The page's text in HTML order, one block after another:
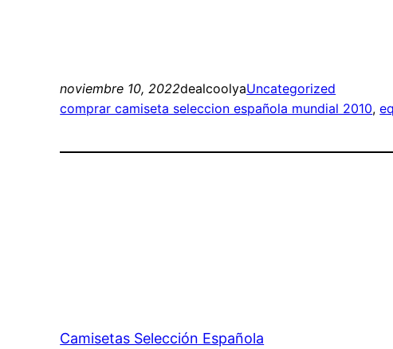
noviembre 10, 2022dealcoolyaUncategorized
comprar camiseta seleccion española mundial 2010,
Camisetas Selección Española